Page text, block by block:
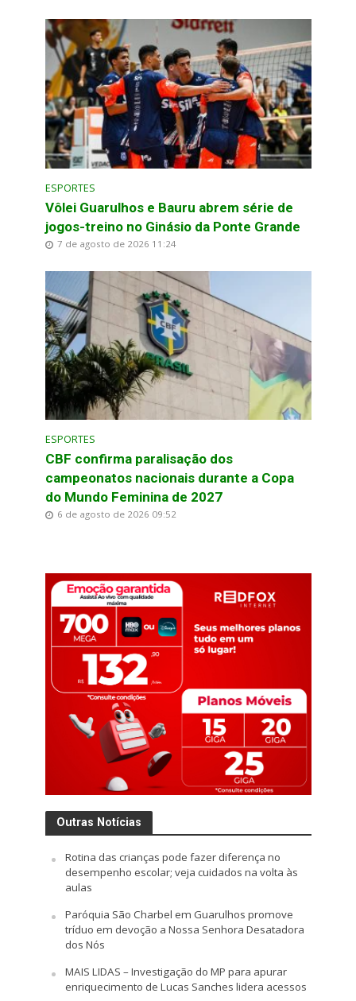
ESPORTES
Vôlei Guarulhos e Bauru abrem série de
jogos-treino no Ginásio da Ponte Grande
7 de agosto de 2026 11:24
ESPORTES
CBF confirma paralisação dos
campeonatos nacionais durante a Copa
do Mundo Feminina de 2027
6 de agosto de 2026 09:52
Outras Notícias
Rotina das crianças pode fazer diferença no
desempenho escolar; veja cuidados na volta às
aulas
Paróquia São Charbel em Guarulhos promove
tríduo em devoção a Nossa Senhora Desatadora
dos Nós
MAIS LIDAS – Investigação do MP para apurar
enriquecimento de Lucas Sanches lidera acessos